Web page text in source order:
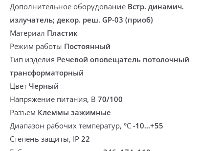
Дополнительное оборудование Встр. динамич.
излучатель; декор. реш. GP-03 (приоб)
Материал Пластик
Режим работы Постоянный
Тип изделия Речевой оповещатель потолочный
трансформаторный
Цвет Черный
Напряжение питания, В 70/100
Разъем Клеммы зажимные
Диапазон рабочих температур, °С -10...+55
Степень защиты, IP 22